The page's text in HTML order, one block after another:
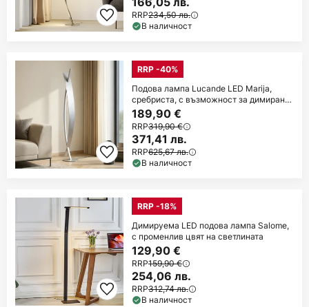
RRP234,50 лв.
В наличност
RRP -40%
Подова лампа Lucande LED Marija,
сребриста, с възможност за димиране,
140 cm
189,90 €
RRP319,90 €
371,41 лв.
RRP625,67 лв.
В наличност
RRP -18%
Димируема LED подова лампа Salome,
с променлив цвят на светлината
129,90 €
RRP159,90 €
254,06 лв.
RRP312,74 лв.
В наличност